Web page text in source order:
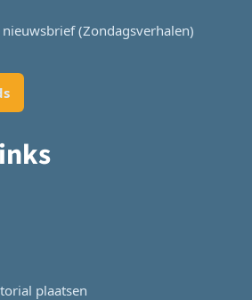
(Zondagsverhalen)
plaatsen